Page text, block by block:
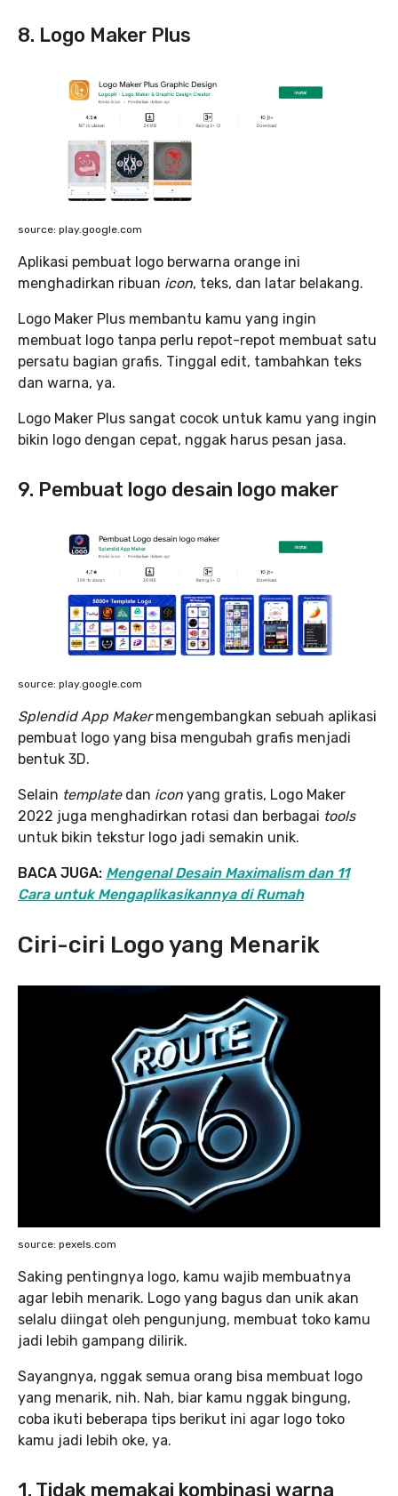
8. Logo Maker Plus
source: play.google.com
Aplikasi pembuat logo berwarna orange ini
menghadirkan ribuan icon, teks, dan latar belakang.
Logo Maker Plus membantu kamu yang ingin
membuat logo tanpa perlu repot-repot membuat satu
persatu bagian grafis. Tinggal edit, tambahkan teks
dan warna, ya.
Logo Maker Plus sangat cocok untuk kamu yang ingin
bikin logo dengan cepat, nggak harus pesan jasa.
9. Pembuat logo desain logo maker
source: play.google.com
Splendid App Makermengembangkan sebuah aplikasi
pembuat logo yang bisa mengubah grafis menjadi
bentuk 3D.
Selain templatedan icon yang gratis, Logo Maker
2022 juga menghadirkan rotasi dan berbagai tools
untuk bikin tekstur logo jadi semakin unik.
BACA JUGA: Mengenal Desain Maximalism dan 11
Cara untuk Mengaplikasikannya di Rumah
Ciri-ciri Logo yang Menarik
source: pexels.com
Saking pentingnya logo, kamu wajib membuatnya
agar lebih menarik. Logo yang bagus dan unik akan
selalu diingat oleh pengunjung, membuat toko kamu
jadi lebih gampang dilirik.
Sayangnya, nggak semua orang bisa membuat logo
yang menarik, nih. Nah, biar kamu nggak bingung,
coba ikuti beberapa tips berikut ini agar logo toko
kamu jadi lebih oke, ya.
1. Tidak memakai kombinasi warna